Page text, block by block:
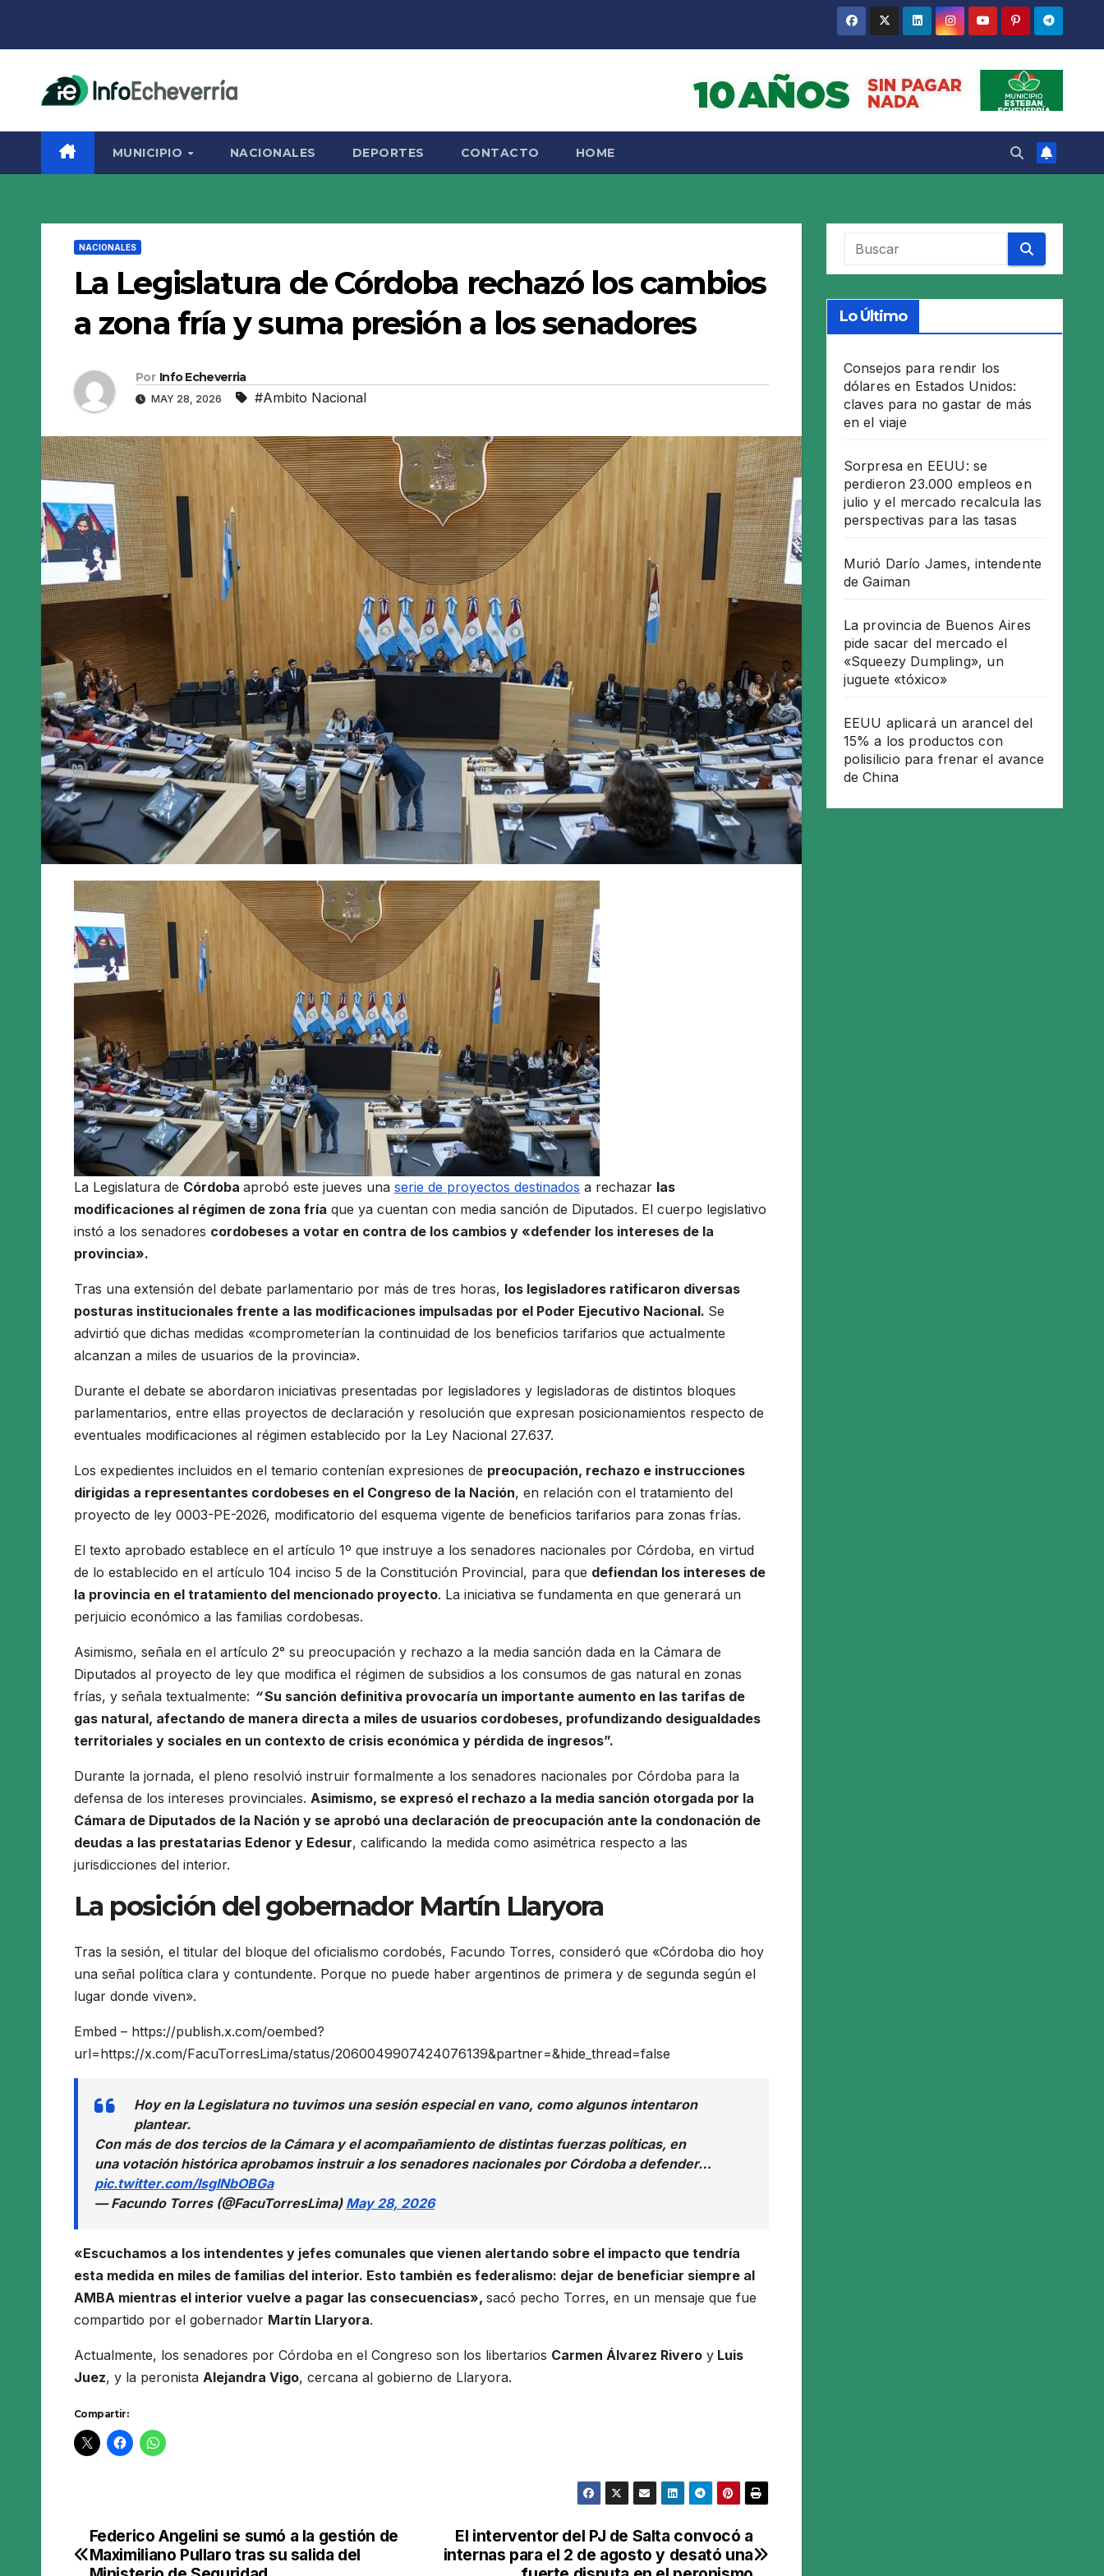
MUNICIPIO NACIONALES DEPORTES CONTACTO HOME
NACIONALES
La Legislatura de Córdoba rechazó los cambios
a zona fría y suma presión a los senadores
Por Info Echeverria
MAY 28, 2026 #Ambito Nacional
La Legislatura de Córdoba aprobó este jueves una serie de proyectos destinados a rechazar las
modificaciones al régimen de zona fría que ya cuentan con media sanción de Diputados. El cuerpo legislativo
instó a los senadores cordobeses a votar en contra de los cambios y «defender los intereses de la
provincia».
Tras una extensión del debate parlamentario por más de tres horas, los legisladores ratificaron diversas
posturas institucionales frente a las modificaciones impulsadas por el Poder Ejecutivo Nacional. Se
advirtió que dichas medidas «comprometerían la continuidad de los beneficios tarifarios que actualmente
alcanzan a miles de usuarios de la provincia».
Durante el debate se abordaron iniciativas presentadas por legisladores y legisladoras de distintos bloques
parlamentarios, entre ellas proyectos de declaración y resolución que expresan posicionamientos respecto de
eventuales modificaciones al régimen establecido por la Ley Nacional 27.637.
Los expedientes incluidos en el temario contenían expresiones de preocupación, rechazo e instrucciones
dirigidas a representantes cordobeses en el Congreso de la Nación, en relación con el tratamiento del
proyecto de ley 0003-PE-2026, modificatorio del esquema vigente de beneficios tarifarios para zonas frías.
El texto aprobado establece en el artículo 1º que instruye a los senadores nacionales por Córdoba, en virtud
de lo establecido en el artículo 104 inciso 5 de la Constitución Provincial, para que defiendan los intereses de
la provincia en el tratamiento del mencionado proyecto. La iniciativa se fundamenta en que generará un
perjuicio económico a las familias cordobesas.
Asimismo, señala en el artículo 2° su preocupación y rechazo a la media sanción dada en la Cámara de
Diputados al proyecto de ley que modifica el régimen de subsidios a los consumos de gas natural en zonas
frías, y señala textualmente: “Su sanción definitiva provocaría un importante aumento en las tarifas de
gas natural, afectando de manera directa a miles de usuarios cordobeses, profundizando desigualdades
territoriales y sociales en un contexto de crisis económica y pérdida de ingresos”.
Durante la jornada, el pleno resolvió instruir formalmente a los senadores nacionales por Córdoba para la
defensa de los intereses provinciales. Asimismo, se expresó el rechazo a la media sanción otorgada por la
Cámara de Diputados de la Nación y se aprobó una declaración de preocupación ante la condonación de
deudas a las prestatarias Edenor y Edesur, calificando la medida como asimétrica respecto a las
jurisdicciones del interior.
La posición del gobernador Martín Llaryora
Tras la sesión, el titular del bloque del oficialismo cordobés, Facundo Torres, consideró que «Córdoba dio hoy
una señal política clara y contundente. Porque no puede haber argentinos de primera y de segunda según el
lugar donde viven».
Embed – https://publish.x.com/oembed?
url=https://x.com/FacuTorresLima/status/2060049907424076139&partner=&hide_thread=false
Hoy en la Legislatura no tuvimos una sesión especial en vano, como algunos intentaron
plantear.
Con más de dos tercios de la Cámara y el acompañamiento de distintas fuerzas políticas, en
una votación histórica aprobamos instruir a los senadores nacionales por Córdoba a defender…
pic.twitter.com/IsgINbOBGa
— Facundo Torres (@FacuTorresLima) May 28, 2026
«Escuchamos a los intendentes y jefes comunales que vienen alertando sobre el impacto que tendría
esta medida en miles de familias del interior. Esto también es federalismo: dejar de beneficiar siempre al
AMBA mientras el interior vuelve a pagar las consecuencias», sacó pecho Torres, en un mensaje que fue
compartido por el gobernador Martín Llaryora.
Actualmente, los senadores por Córdoba en el Congreso son los libertarios Carmen Álvarez Rivero y Luis
Juez, y la peronista Alejandra Vigo, cercana al gobierno de Llaryora.
Compartir:
Navegación
El interventor del PJ de Salta convocó a
internas para el 2 de agosto y desató una
Federico Angelini se sumó a la gestión de
Maximiliano Pullaro tras su salida del
Lo Último
Consejos para rendir los
dólares en Estados Unidos:
claves para no gastar de más
en el viaje
Sorpresa en EEUU: se
perdieron 23.000 empleos en
julio y el mercado recalcula las
perspectivas para las tasas
Murió Darío James, intendente
de Gaiman
La provincia de Buenos Aires
pide sacar del mercado el
«Squeezy Dumpling», un
juguete «tóxico»
EEUU aplicará un arancel del
15% a los productos con
polisilicio para frenar el avance
de China